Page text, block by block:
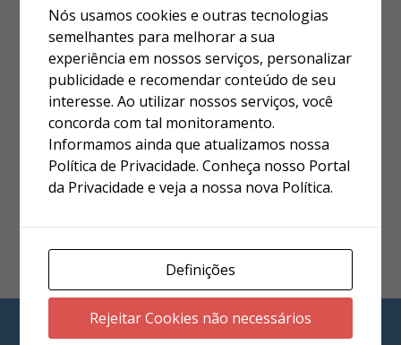
Legalidade, moralidade, justiça, transparência,
disciplina, comprometimento, integridade,
simplicidade, confiabilidade.
VALORES
Respeito à vida e à dignidade humana; Solidariedade,
Comprometimento e compromisso; · Tempestividade
e celeridade;· Ética e transparência
Nós usamos cookies e outras tecnologias
semelhantes para melhorar a sua
experiência em nossos serviços, personalizar
publicidade e recomendar conteúdo de seu
interesse. Ao utilizar nossos serviços, você
concorda com tal monitoramento.
Informamos ainda que atualizamos nossa
Política de Privacidade. Conheça nosso Portal
da Privacidade e veja a nossa nova Política.
Definições
Rejeitar Cookies não necessários